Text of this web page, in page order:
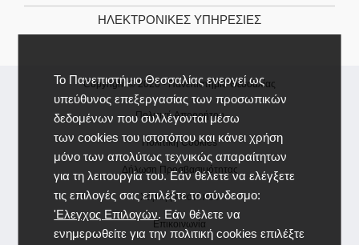
Το Πανεπιστήμιο Θεσσαλίας ενεργεί ως
υπεύθυνος επεξεργασίας των προσωπικών
δεδομένων που συλλέγονται μέσω
των cookies του ιστοτόπου και κάνει χρήση
μόνο των απολύτως τεχνικώς απαραίτητων
για τη λειτουργία του. Εάν θέλετε να ελέγξετε
τις επιλογές σας επιλέξτε το σύνδεσμο:
'Ελεγχος Επιλογών. Εάν θέλετε να
ενημερωθείτε για την πολιτική cookies επιλέξτε
ΗΛΕΚΤΡΟΝΙΚΈΣ ΥΠΗΡΕΣΊΕΣ
Copyright © 2026 -Πανεπιστήμιο Θεσσαλίας
Πολιτική Απορρήτου
Πολιτική Cookies
Δήλωση Προσβασιμότητας
Χάρτης Ιστοτόπου
Επικοινωνία